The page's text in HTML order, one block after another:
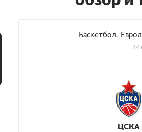
Баскетбол.
14
ЦСКА